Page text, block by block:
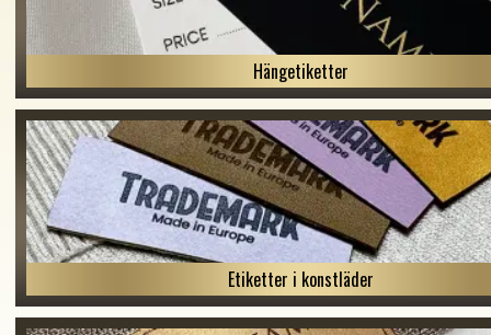
Hängetiketter
Etiketter i konstläder